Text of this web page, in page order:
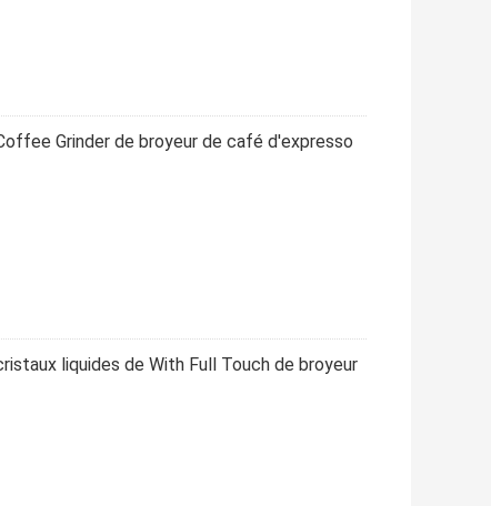
Grinder de broyeur de café d'expresso
liquides de With Full Touch de broyeur